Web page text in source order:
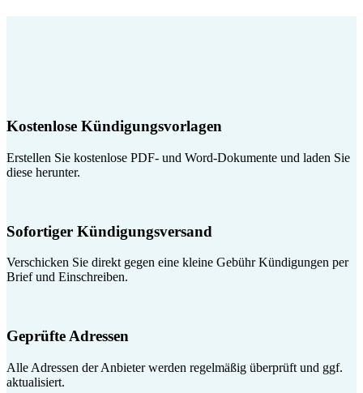
Kostenlose Kündigungsvorlagen
Erstellen Sie kostenlose PDF- und Word-Dokumente und laden Sie
diese herunter.
Sofortiger Kündigungsversand
Verschicken Sie direkt gegen eine kleine Gebühr Kündigungen per
Brief und Einschreiben.
Geprüfte Adressen
Alle Adressen der Anbieter werden regelmäßig überprüft und ggf.
aktualisiert.